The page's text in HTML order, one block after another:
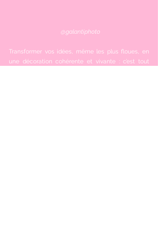
@galantiphoto
Transformer vos idées, même les plus floues, en
une décoration cohérente et vivante : c’est tout